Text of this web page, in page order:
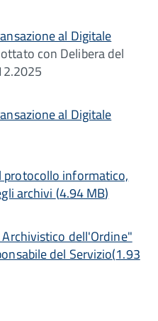
al Digitale
con Delibera del
al Digitale
protocollo informatico,
archivi (4.94 MB)
dell'Ordine"
del Servizio(1.93